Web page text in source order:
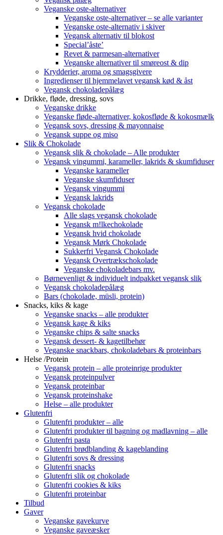
Veganske oste-alternativer
Veganske oste-alternativer – se alle varianter
Veganske oste-alternativ i skiver
Vegansk alternativ til blokost
Special’åste’
Revet & parmesan-alternativer
Veganske alternativer til smøreost & dip
Krydderier, aroma og smagsgivere
Ingredienser til hjemmelavet vegansk kød & åst
Vegansk chokoladepålæg
Drikke, fløde, dressing, sovs
Veganske drikke
Veganske fløde-alternativer, kokosfløde & kokosmælk
Vegansk sovs, dressing & mayonnaise
Vegansk suppe og miso
Slik & Chokolade
Vegansk slik & chokolade – Alle produkter
Vegansk vingummi, karameller, lakrids & skumfiduser
Veganske karameller
Veganske skumfiduser
Vegansk vingummi
Vegansk lakrids
Vegansk chokolade
Alle slags vegansk chokolade
Vegansk m!lkechokolade
Vegansk hvid chokolade
Vegansk Mørk Chokolade
Sukkerfri Vegansk Chokolade
Vegansk Overtrækschokolade
Veganske chokoladebars mv.
Børnevenligt & individuelt indpakket vegansk slik
Vegansk chokoladepålæg
Bars (chokolade, müsli, protein)
Snacks, kiks & kage
Veganske snacks – alle produkter
Vegansk kage & kiks
Veganske chips & salte snacks
Vegansk dessert- & kagetilbehør
Veganske snackbars, chokoladebars & proteinbars
Helse /Protein
Vegansk protein – alle proteinrige produkter
Vegansk proteinpulver
Vegansk proteinbar
Vegansk proteinshake
Helse – alle produkter
Glutenfri
Glutenfri produkter – alle
Glutenfri produkter til bagning og madlavning – alle
Glutenfri pasta
Glutenfri brødblanding & kageblanding
Glutenfri sovs & dressing
Glutenfri snacks
Glutenfri slik og chokolade
Glutenfri cookies & kiks
Glutenfri proteinbar
Tilbud
Gaver
Veganske gavekurve
Veganske gaveæsker